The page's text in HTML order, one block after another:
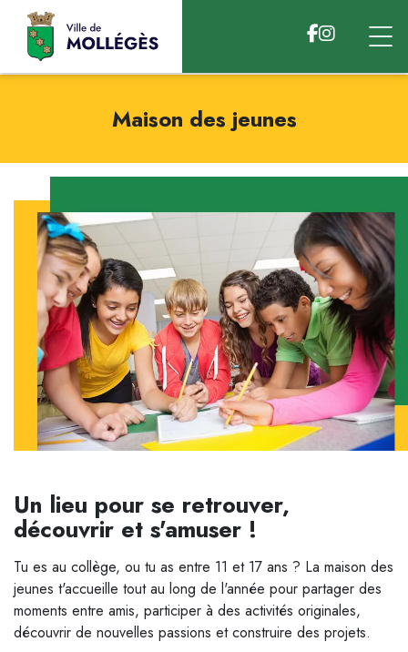
Accéder au contenu
Maison des jeunes
Un lieu pour se retrouver,
découvrir et s'amuser !
Tu es au collège, ou tu as entre 11 et 17 ans ? La maison des
jeunes t'accueille tout au long de l'année pour partager des
moments entre amis, participer à des activités originales,
découvrir de nouvelles passions et construire des projets.